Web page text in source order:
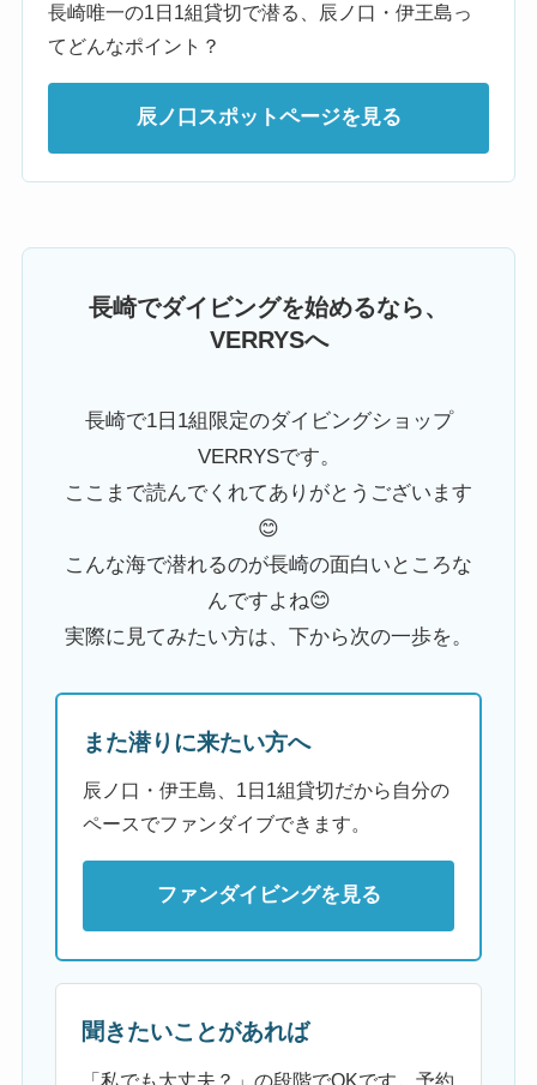
長崎唯一の1日1組貸切で潜る、辰ノ口・伊王島っ
てどんなポイント？
辰ノ口スポットページを見る
長崎でダイビングを始めるなら、
VERRYSへ
長崎で1日1組限定のダイビングショップ
VERRYSです。
ここまで読んでくれてありがとうございます
😊
こんな海で潜れるのが長崎の面白いところな
んですよね😊
実際に見てみたい方は、下から次の一歩を。
また潜りに来たい方へ
辰ノ口・伊王島、1日1組貸切だから自分の
ペースでファンダイブできます。
ファンダイビングを見る
聞きたいことがあれば
「私でも大丈夫？」の段階でOKです。予約